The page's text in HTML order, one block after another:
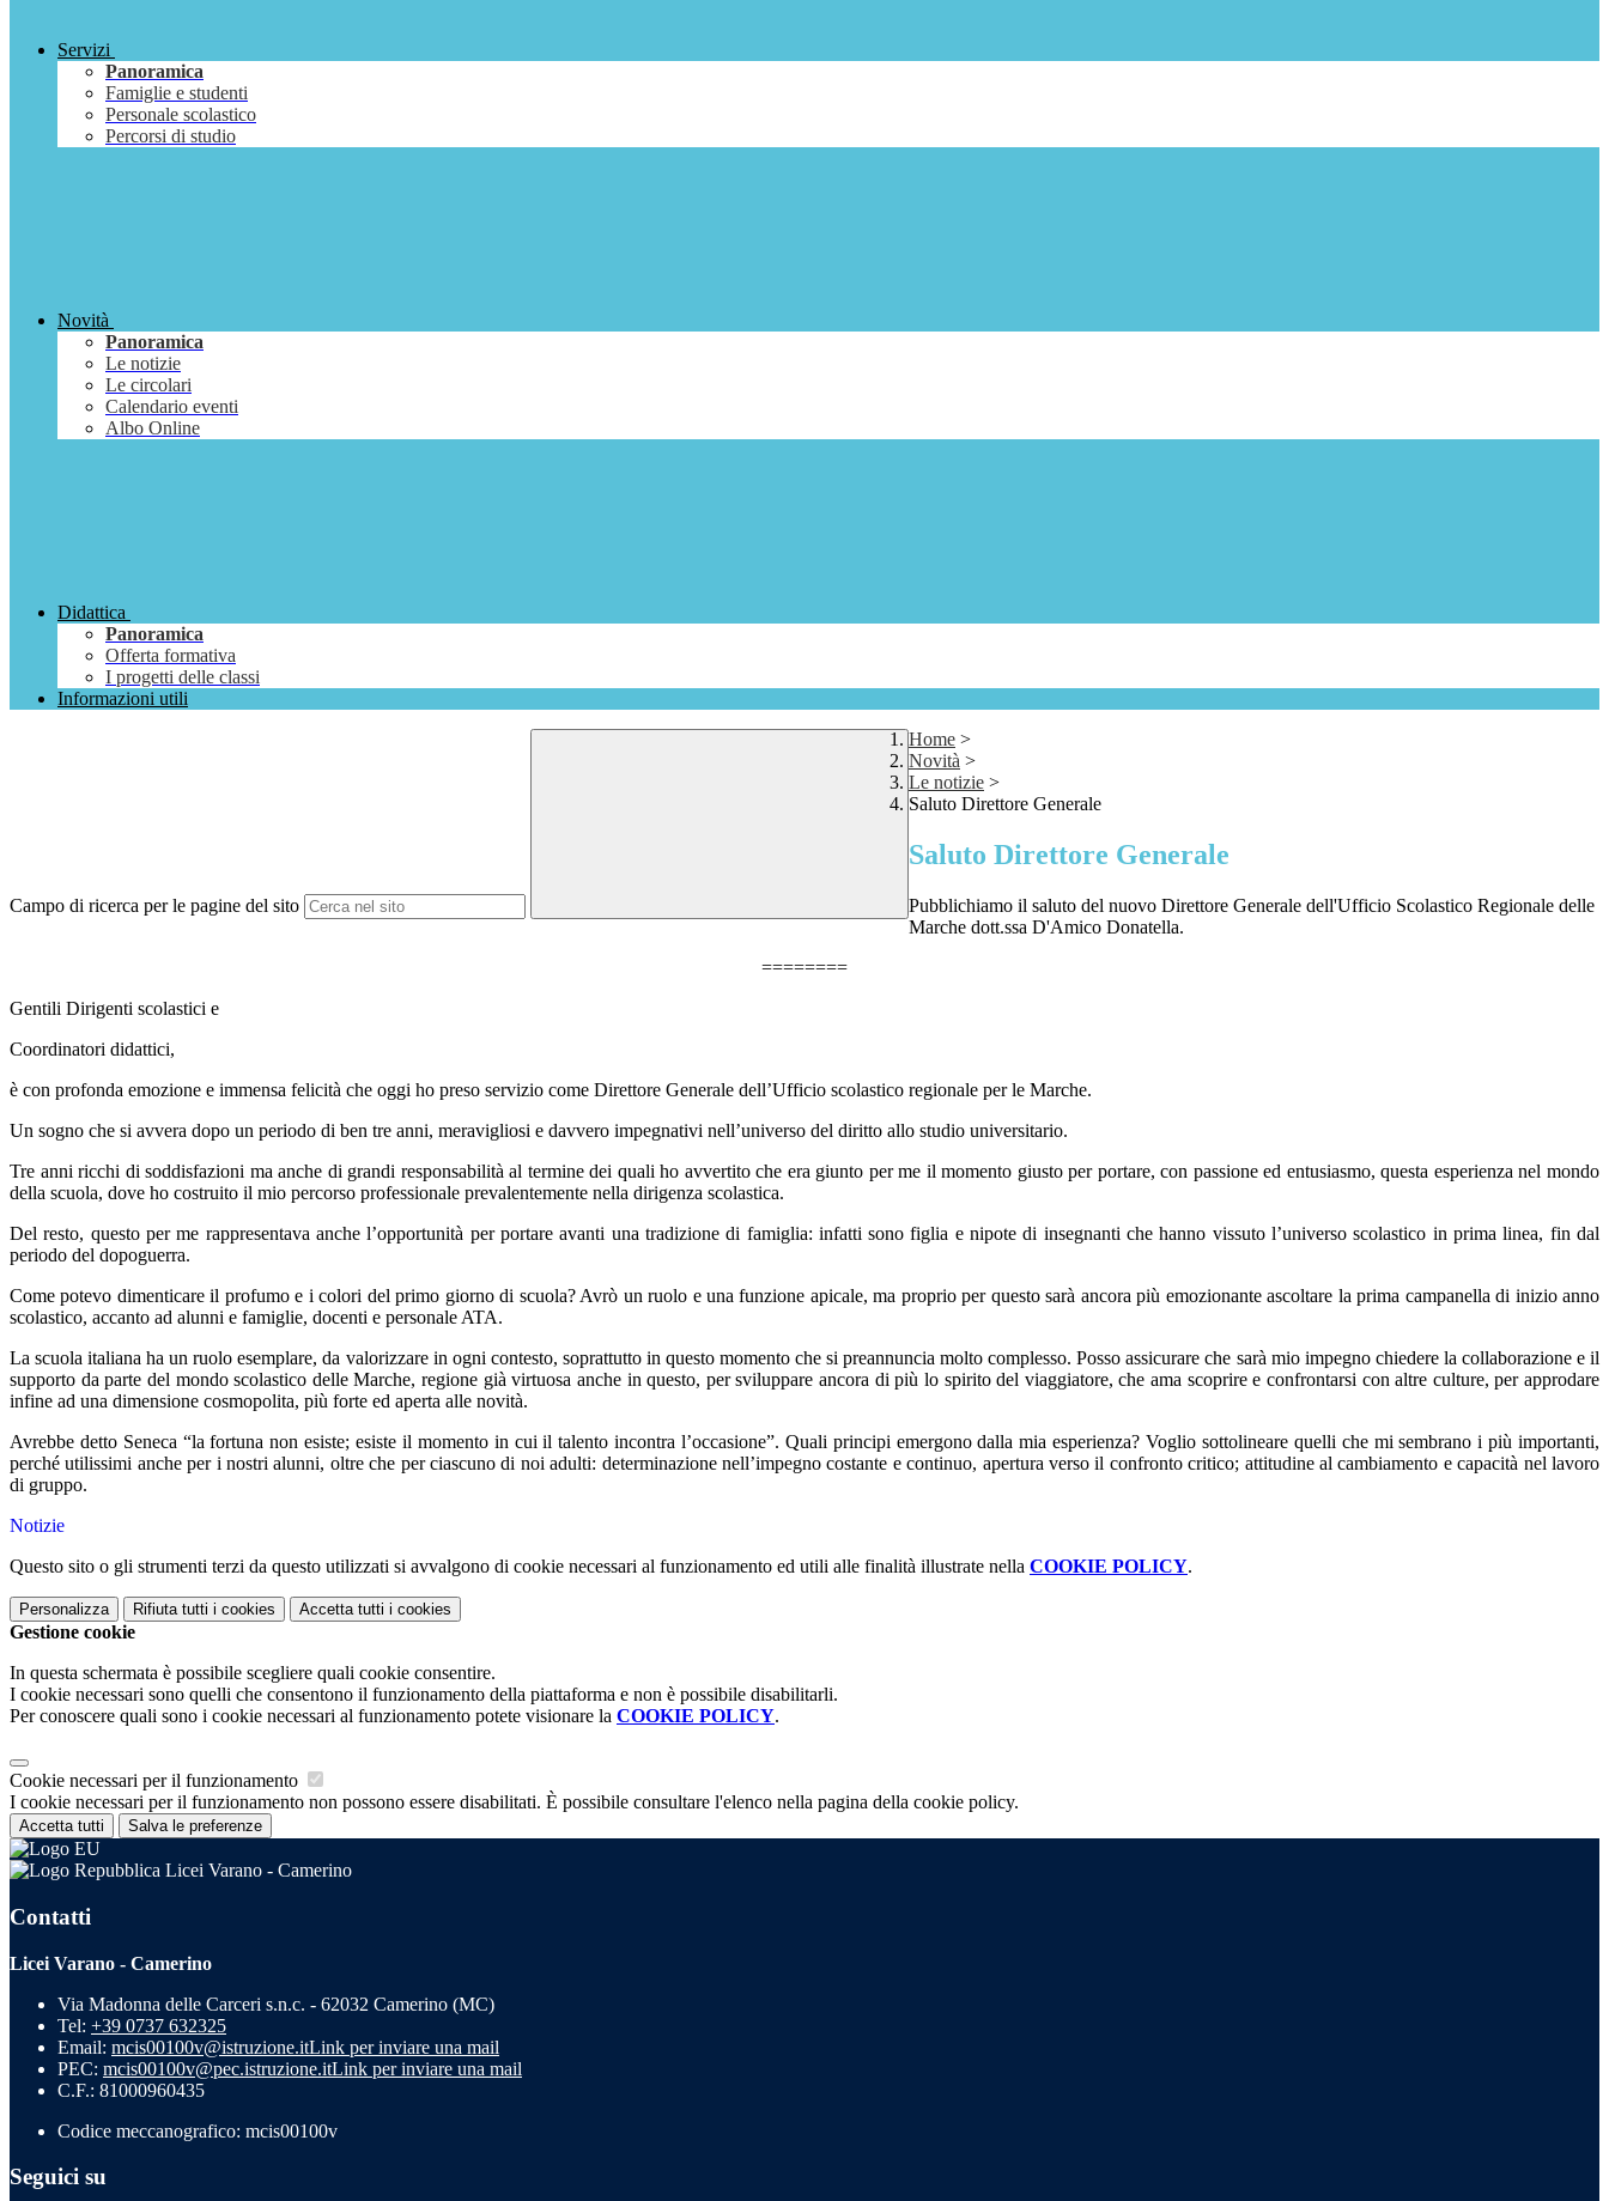
Servizi
Panoramica
Famiglie e studenti
Personale scolastico
Percorsi di studio
Novità
Panoramica
Le notizie
Le circolari
Calendario eventi
Albo Online
Didattica
Panoramica
Offerta formativa
I progetti delle classi
Informazioni utili
Campo di ricerca per le pagine del sito
Home >
Novità >
Le notizie >
Saluto Direttore Generale
Saluto Direttore Generale
Pubblichiamo il saluto del nuovo Direttore Generale dell'Ufficio Scolastico Regionale delle
Marche dott.ssa D'Amico Donatella.
========
Gentili Dirigenti scolastici e
Coordinatori didattici,
è con profonda emozione e immensa felicità che oggi ho preso servizio come Direttore Generale dell’Ufficio scolastico regionale per le Marche.
Un sogno che si avvera dopo un periodo di ben tre anni, meravigliosi e davvero impegnativi nell’universo del diritto allo studio universitario.
Tre anni ricchi di soddisfazioni ma anche di grandi responsabilità al termine dei quali ho avvertito che era giunto per me il momento giusto per portare, con passione ed entusiasmo, questa esperienza nel mondo
della scuola, dove ho costruito il mio percorso professionale prevalentemente nella dirigenza scolastica.
Del resto, questo per me rappresentava anche l’opportunità per portare avanti una tradizione di famiglia: infatti sono figlia e nipote di insegnanti che hanno vissuto l’universo scolastico in prima linea, fin dal
periodo del dopoguerra.
Come potevo dimenticare il profumo e i colori del primo giorno di scuola? Avrò un ruolo e una funzione apicale, ma proprio per questo sarà ancora più emozionante ascoltare la prima campanella di inizio anno
scolastico, accanto ad alunni e famiglie, docenti e personale ATA.
La scuola italiana ha un ruolo esemplare, da valorizzare in ogni contesto, soprattutto in questo momento che si preannuncia molto complesso. Posso assicurare che sarà mio impegno chiedere la collaborazione e il
supporto da parte del mondo scolastico delle Marche, regione già virtuosa anche in questo, per sviluppare ancora di più lo spirito del viaggiatore, che ama scoprire e confrontarsi con altre culture, per approdare
infine ad una dimensione cosmopolita, più forte ed aperta alle novità.
Avrebbe detto Seneca “la fortuna non esiste; esiste il momento in cui il talento incontra l’occasione”. Quali principi emergono dalla mia esperienza? Voglio sottolineare quelli che mi sembrano i più importanti,
perché utilissimi anche per i nostri alunni, oltre che per ciascuno di noi adulti: determinazione nell’impegno costante e continuo, apertura verso il confronto critico; attitudine al cambiamento e capacità nel lavoro
di gruppo.
Notizie
Questo sito o gli strumenti terzi da questo utilizzati si avvalgono di cookie necessari al funzionamento ed utili alle finalità illustrate nella COOKIE POLICY.
Personalizza Rifiuta tutti i cookies Accetta tutti i cookies
Gestione cookie
In questa schermata è possibile scegliere quali cookie consentire.
I cookie necessari sono quelli che consentono il funzionamento della piattaforma e non è possibile disabilitarli.
Per conoscere quali sono i cookie necessari al funzionamento potete visionare la COOKIE POLICY.
Cookie necessari per il funzionamento
I cookie necessari per il funzionamento non possono essere disabilitati. È possibile consultare l'elenco nella pagina della cookie policy.
Accetta tutti Salva le preferenze
Licei Varano - Camerino
Contatti
Licei Varano - Camerino
Via Madonna delle Carceri s.n.c. - 62032 Camerino (MC)
Tel: +39 0737 632325
Email: mcis00100v@istruzione.itLink per inviare una mail
PEC: mcis00100v@pec.istruzione.itLink per inviare una mail
C.F.: 81000960435
Codice meccanografico: mcis00100v
Seguici su